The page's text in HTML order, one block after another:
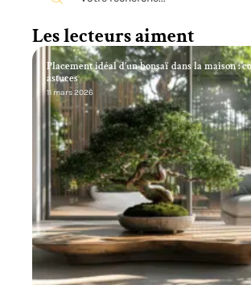
Les lecteurs aiment
Placement idéal d’un bonsaï dans la maison :
astuces
11 mars 2026